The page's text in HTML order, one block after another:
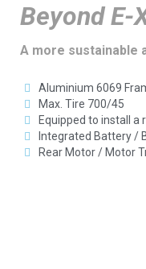
Beyond E-
A more sustainable
Aluminium 6069
Max. Tire 700/45
Equipped to install
Integrated Battery /
Rear Motor / Motor